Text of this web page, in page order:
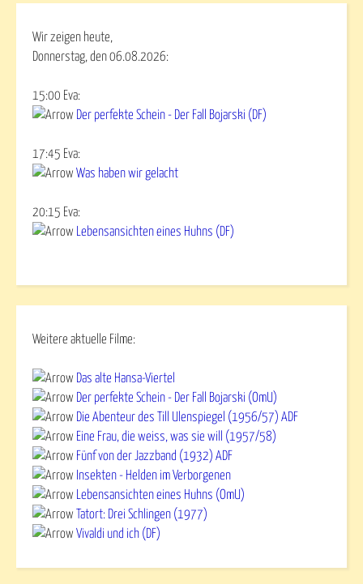
Wir zeigen heute,
Donnerstag, den 06.08.2026:
15:00 Eva:
Der perfekte Schein - Der Fall Bojarski (DF)
17:45 Eva:
Was haben wir gelacht
20:15 Eva:
Lebensansichten eines Huhns (DF)
Weitere aktuelle Filme:
Das alte Hansa-Viertel
Der perfekte Schein - Der Fall Bojarski (OmU)
Die Abenteur des Till Ulenspiegel (1956/57) ADF
Eine Frau, die weiss, was sie will (1957/58)
Fünf von der Jazzband (1932) ADF
Insekten - Helden im Verborgenen
Lebensansichten eines Huhns (OmU)
Tatort: Drei Schlingen (1977)
Vivaldi und ich (DF)